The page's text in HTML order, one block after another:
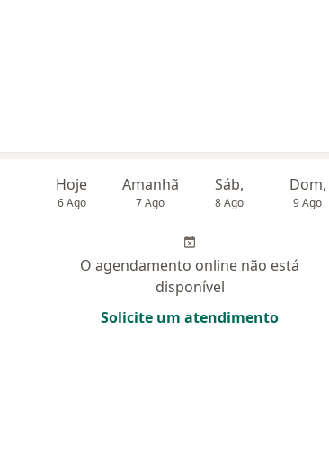
Hoje
6 Ago
Amanhã
7 Ago
Sáb,
8 Ago
Dom,
9 Ago
O agendamento online não está
disponível
Solicite um atendimento